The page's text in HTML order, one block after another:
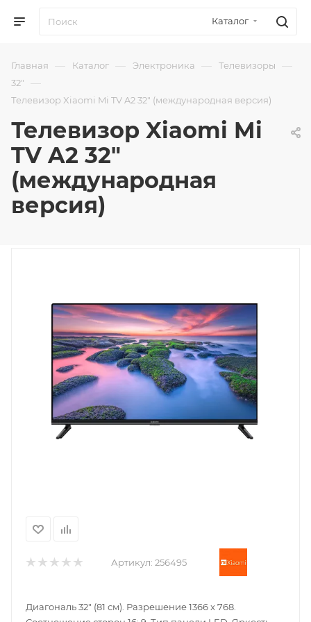
Каталог
Главная — Каталог — Электроника — Телевизоры —
32" —
Телевизор Xiaomi Mi TV A2 32" (международная версия)
Телевизор Xiaomi Mi
TV A2 32"
(международная
версия)
Артикул: 256495
Диагональ 32" (81 см). Разрешение 1366 x 768.